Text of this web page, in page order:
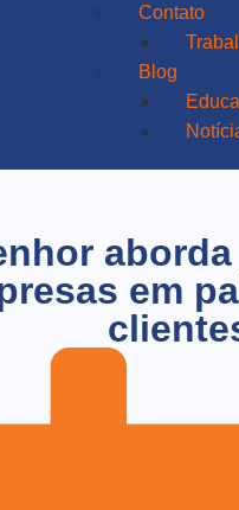
Contato
Blog
em